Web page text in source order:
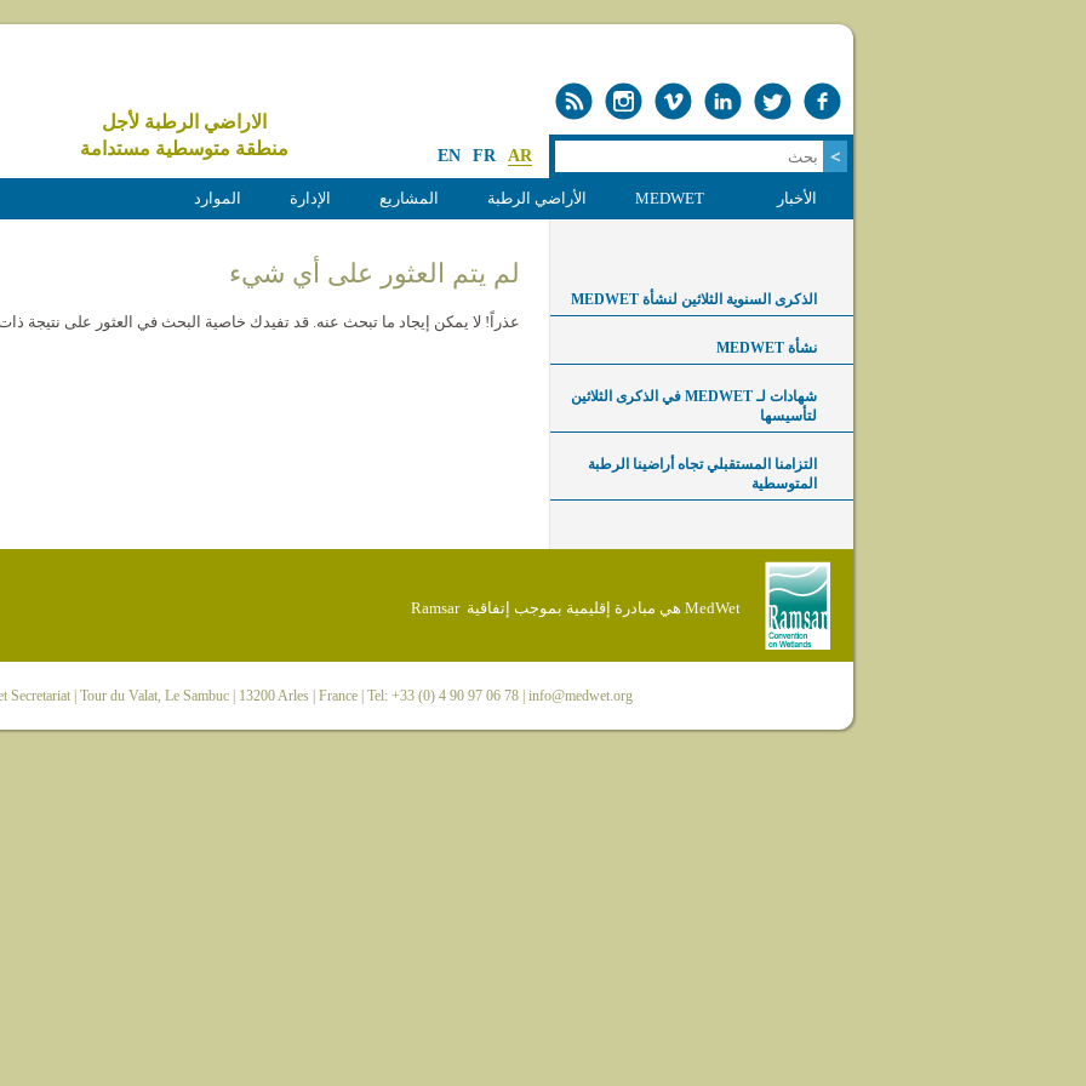
الاراضي الرطبة لأجل
منطقة متوسطية مستدامة
EN FR AR
الأخبار MEDWET الأراضي الرطبة المشاريع الإدارة الموارد
لم يتم العثور على أي شيء
عذراً! لا يمكن إيجاد ما تبحث عنه. قد تفيدك خاصية البحث في العثور على نتيجة
الذكرى السنوية الثلاثين لنشأة MEDWET
نشأة MEDWET
شهادات لـ MEDWET في الذكرى الثلاثين
لتأسيسها
التزامنا المستقبلي تجاه أراضينا الرطبة
المتوسطية
MedWet هي مبادرة إقليمية بموجب إتفاقية Ramsar
Secretariat| Tour du Valat, Le Sambuc | 13200 Arles | France | Tel: +33 (0) 4 90 97 06 78 | info@medwet.org